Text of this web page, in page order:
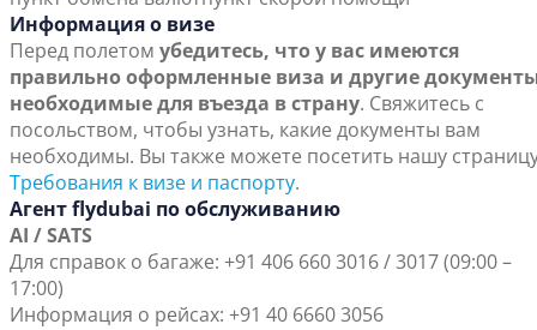
Информация о визе
Перед полетом убедитесь, что у вас имеются
правильно оформленные виза и другие
необходимые для въезда в страну. Свяжитесь с
посольством, чтобы узнать, какие документы вам
необходимы. Вы также можете посетить нашу
Требования к визе и паспорту.
Агент flydubai по обслуживанию
AI / SATS
Для справок о багаже: +91 406 660 3016 / 3017 (09:00 –
17:00)
Информация о рейсах: +91 40 6660 3056